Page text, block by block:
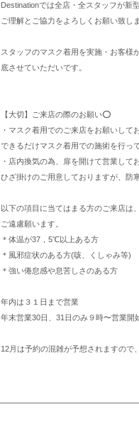
Destinationでは全店・全スタッフが新
ご理解とご協力をよろしくお願い致しま
スタッフのマスク着用を実施・お客様
底させていただいです。
【大切】ご来店の際のお願い⭕️
・マスク着用でのご来店をお願いして
できるだけマスク着用での施術を行っ
・店内換気の為、扉を開けて営業して
ひざ掛けのご用意しておりますが、防
以下の項目に当てはまる方のご来店は、
ご遠慮願います。
＊体温が37，5℃以上ある方
＊風邪症状のある方(咳、くしゃみ等)
＊強い倦怠感や息苦しさのある方
年内は３１日まで営業
年末営業30日、31日のみ９時〜営業開
12月は予約の混雑が予想されますので